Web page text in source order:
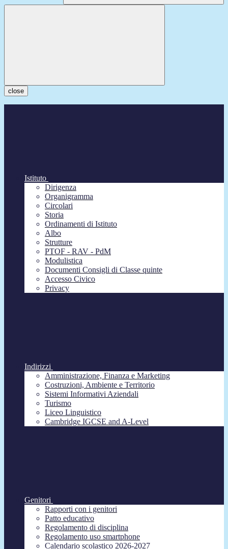
close
Istituto
Dirigenza
Organigramma
Circolari
Storia
Ordinamenti di Istituto
Albo
Strutture
PTOF - RAV - PdM
Modulistica
Documenti Consigli di Classe quinte
Accesso Civico
Privacy
Indirizzi
Amministrazione, Finanza e Marketing
Costruzioni, Ambiente e Territorio
Sistemi Informativi Aziendali
Turismo
Liceo Linguistico
Cambridge IGCSE and A-Level
Genitori
Rapporti con i genitori
Patto educativo
Regolamento di disciplina
Regolamento uso smartphone
Calendario scolastico 2026-2027